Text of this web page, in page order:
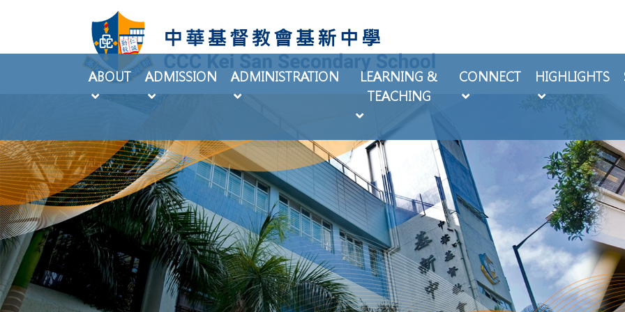
ABOUT ADMISSION ADMINISTRATION
LEARNING &
TEACHING
CONNECT HIGHLIGHTS